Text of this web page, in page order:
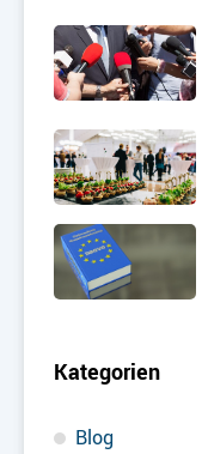
Kategorien
Blog